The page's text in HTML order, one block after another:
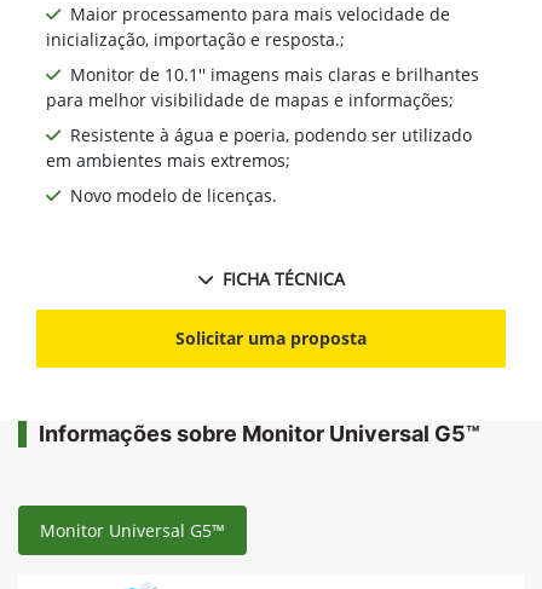
Maior processamento para mais velocidade de
inicialização, importação e resposta.;
Monitor de 10.1'' imagens mais claras e brilhantes
para melhor visibilidade de mapas e informações;
Resistente à água e poeria, podendo ser utilizado
em ambientes mais extremos;
Novo modelo de licenças.
FICHA TÉCNICA
Solicitar uma proposta
Informações sobre Monitor Universal G5™
Monitor Universal G5™